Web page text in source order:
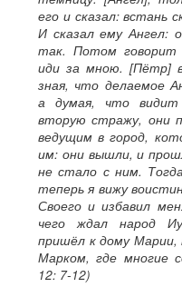
его и сказал: встань
И сказал ему Ангел:
так. Потом говорит
иди за мною. [Пётр]
зная, что делаемое
а думая, что видит
вторую стражу, они
ведущим в город,
им: они вышли, и
не стало с ним.
теперь я вижу
Своего и избавил
чего ждал народ
пришёл к дому Марии,
Марком, где многие
12: 7-12)